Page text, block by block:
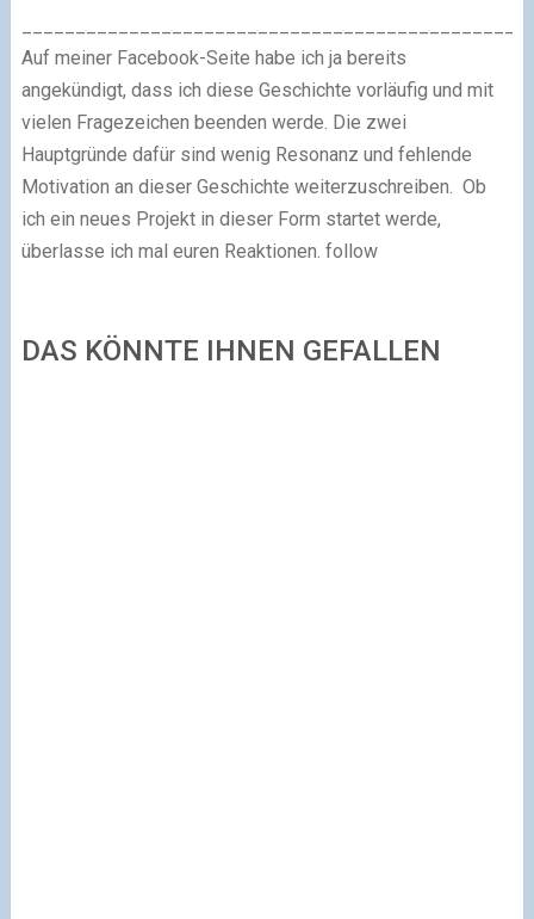
Auf meiner Facebook-Seite habe ich ja bereits
angekündigt, dass ich diese Geschichte vorläufig und mit
vielen Fragezeichen beenden werde. Die zwei
Hauptgründe dafür sind wenig Resonanz und fehlende
Motivation an dieser Geschichte weiterzuschreiben. Ob
ich ein neues Projekt in dieser Form startet werde,
überlasse ich mal euren Reaktionen. follow
DAS KÖNNTE IHNEN GEFALLEN